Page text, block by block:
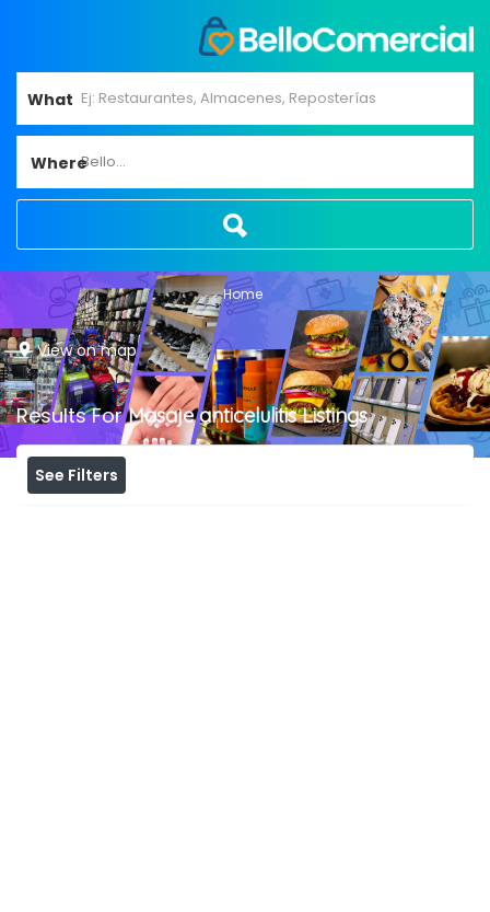
What
WhereBello...
Home
View on map
Results ForMasaje anticelulitis Listings
See Filters